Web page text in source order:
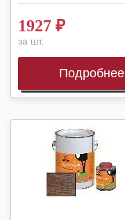
1927 ₽
за шт.
Подробнее